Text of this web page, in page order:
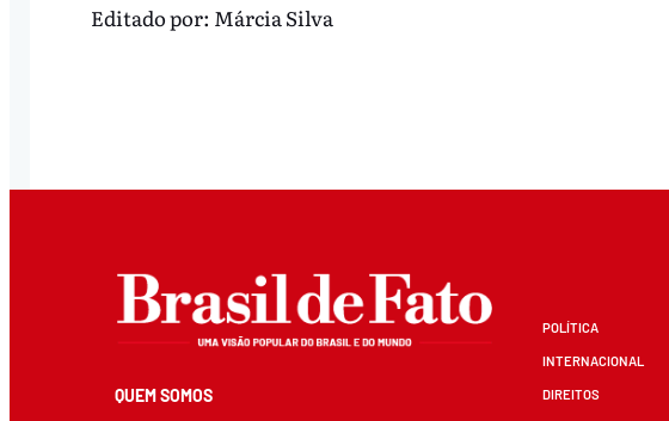
Editado por: Márcia Silva
QUEM SOMOS
POLÍTICA
INTERNACIONAL
DIREITOS